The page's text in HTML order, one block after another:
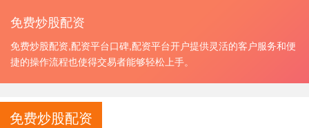
免费炒股配资
免费炒股配资,配资平台口碑,配资平台开户提供灵活的客户服务和便
捷的操作流程也使得交易者能够轻松上手。
免费炒股配资